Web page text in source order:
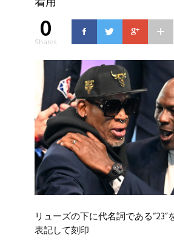
0
Shares
リューズの下に代名詞である“23”
表記して刻印